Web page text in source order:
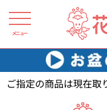
メニュー
花キューピット 【】
ご指定の商品は現在取